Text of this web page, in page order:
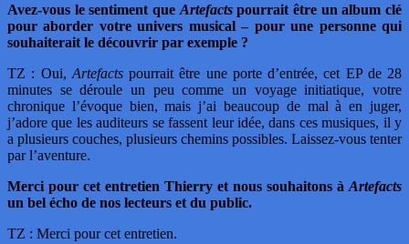
Avez-vous le sentiment que Artefactspourrait être un album clé
pour aborder votre univers musical – pour une personne qui
souhaiterait le découvrir par exemple ?
TZ : Oui, Artefactspourrait être une porte d’entrée, cet EP de 28
minutes se déroule un peu comme un voyage initiatique, votre
chronique l’évoque bien, mais j’ai beaucoup de mal à en juger,
j’adore que les auditeurs se fassent leur idée, dans ces musiques, il y
a plusieurs couches, plusieurs chemins possibles. Laissez-vous tenter
par l’aventure.
Merci pour cet entretien Thierry et nous souhaitons à Artefacts
un bel écho de nos lecteurs et du public.
TZ : Merci pour cet entretien.